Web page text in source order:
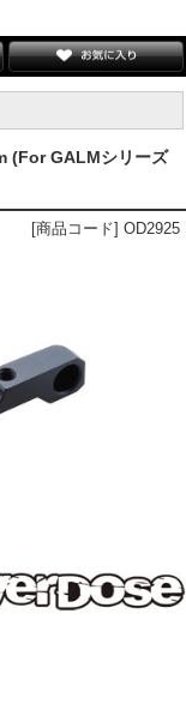
(For GALMシリーズ
[商品コード] OD2925